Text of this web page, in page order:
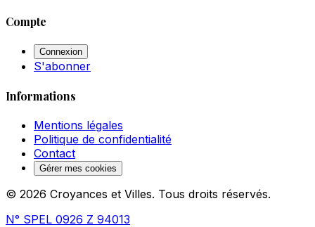
Compte
Connexion
S'abonner
Informations
Mentions légales
Politique de confidentialité
Contact
Gérer mes cookies
© 2026 Croyances et Villes. Tous droits réservés.
N° SPEL 0926 Z 94013